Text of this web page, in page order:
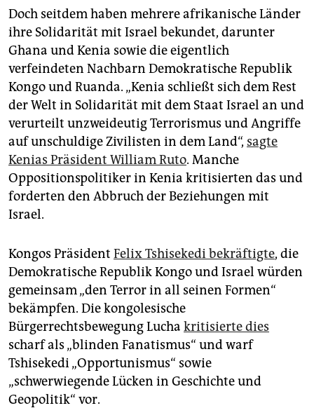
Doch seitdem haben mehrere afrikanische Länder
ihre Solidarität mit Israel bekundet, darunter
Ghana und Kenia sowie die eigentlich
verfeindeten Nachbarn Demokratische Republik
Kongo und Ruanda. „Kenia schließt sich dem Rest
der Welt in Solidarität mit dem Staat Israel an und
verurteilt unzweideutig Terrorismus und Angriffe
auf unschuldige Zivilisten in dem Land“, sagte
Kenias Präsident William Ruto. Manche
Oppositionspolitiker in Kenia kritisierten das und
forderten den Abbruch der Beziehungen mit
Israel.
Kongos Präsident Felix Tshisekedi bekräftigte, die
Demokratische Republik Kongo und Israel würden
gemeinsam „den Terror in all seinen Formen“
bekämpfen. Die kongolesische
Bürgerrechtsbewegung Lucha kritisierte dies
scharf als „blinden Fanatismus“ und warf
Tshisekedi „Opportunismus“ sowie
„schwerwiegende Lücken in Geschichte und
Geopolitik“ vor.